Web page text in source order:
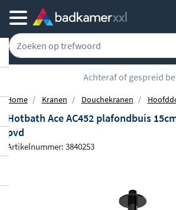
Achteraf of gespreid
Home Kranen Douchekranen
Hotbath Ace AC452 plafondbuis
pvd
Artikelnummer: 3840253